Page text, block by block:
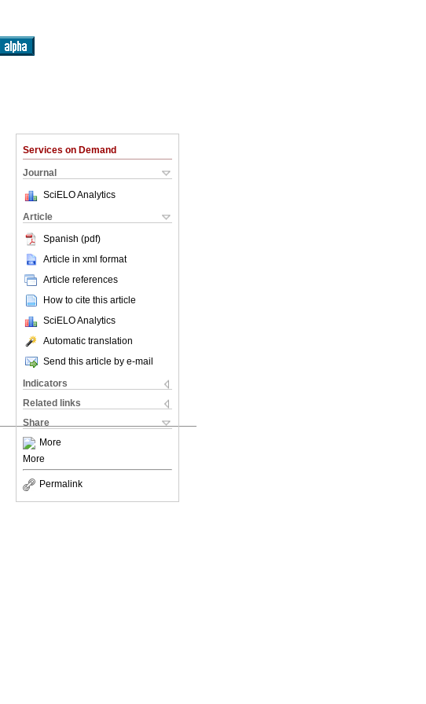
Services on Demand
Journal
SciELO Analytics
Article
Spanish (pdf)
Article in xml format
Article references
How to cite this article
SciELO Analytics
Automatic translation
Send this article by e-mail
Indicators
Related links
Share
More
More
Permalink